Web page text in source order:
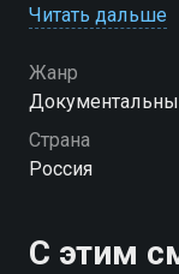
Арктики" .
экспедиций,
приключений в
свидетелем и
исторического
Читать дальше
Жанр
Страна
Россия
С этим